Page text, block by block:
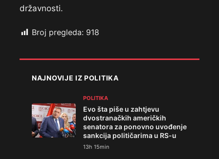
državnosti.
Broj pregleda: 918
NAJNOVIJE IZ POLITIKA
POLITIKA
Evo šta piše u zahtjevu
dvostranačkih američkih
senatora za ponovno uvođenje
sankcija političarima u RS-u
13h 15min